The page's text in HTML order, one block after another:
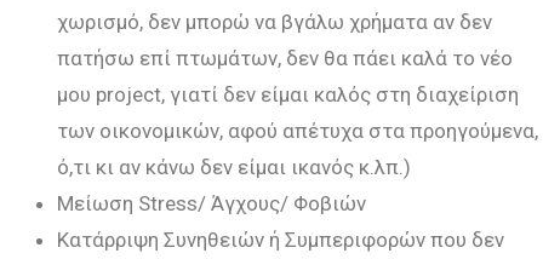
χωρισμό, δεν μπορώ να βγάλω χρήματα αν δεν
πατήσω επί πτωμάτων, δεν θα πάει καλά το νέο
μου project, γιατί δεν είμαι καλός στη διαχείριση
των οικονομικών, αφού απέτυχα στα προηγούμενα,
ό,τι κι αν κάνω δεν είμαι ικανός κ.λπ.)
Μείωση Stress/ Άγχους/ Φοβιών
Κατάρριψη Συνηθειών ή Συμπεριφορών που δεν